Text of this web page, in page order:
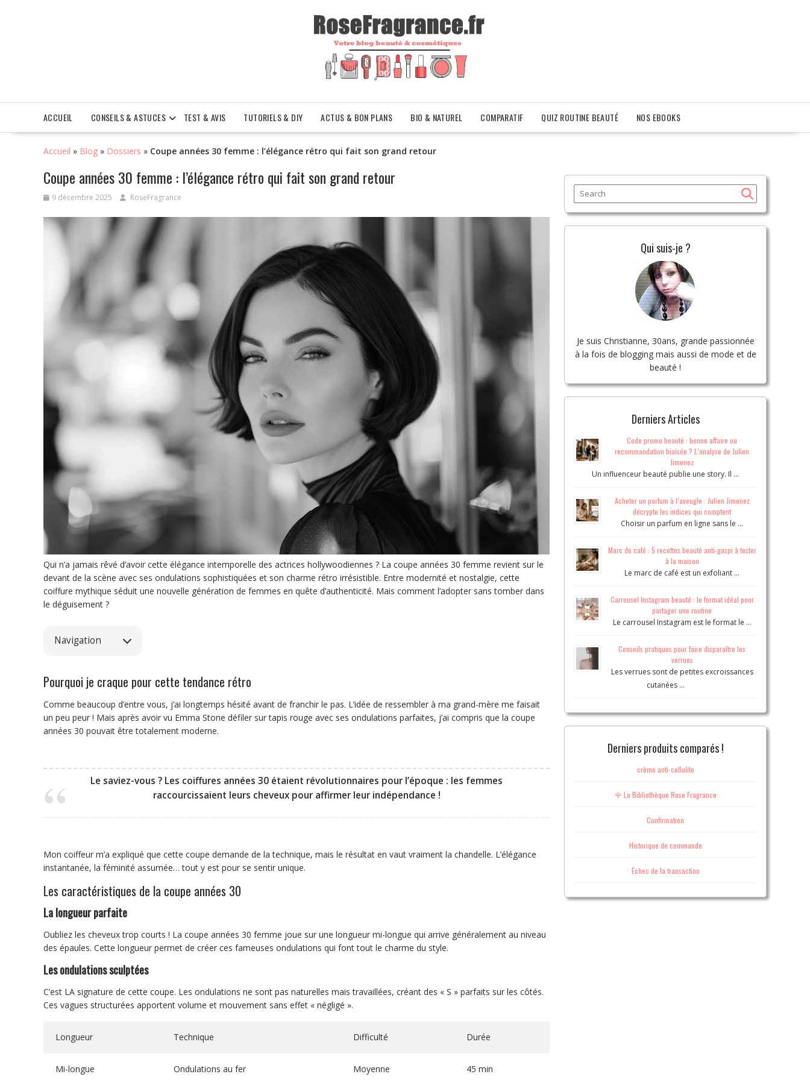
ACCUEIL CONSEILS & ASTUCES TEST & AVIS TUTORIELS & DIY ACTUS & BON PLANS BIO & NATUREL COMPARATIF QUIZ ROUTINE BEAUTÉ NOS EBOOKS
Accueil » Blog » Dossiers » Coupe années 30 femme : l’élégance rétro qui fait son grand retour
Coupe années 30 femme : l’élégance rétro qui fait son grand retour
9 décembre 2025 RoseFragrance
Qui n’a jamais rêvé d’avoir cette élégance intemporelle des actrices hollywoodiennes ? La coupe années 30 femme revient sur le
devant de la scène avec ses ondulations sophistiquées et son charme rétro irrésistible. Entre modernité et nostalgie, cette
coiffure mythique séduit une nouvelle génération de femmes en quête d’authenticité. Mais comment l’adopter sans tomber dans
le déguisement ?
Navigation
Pourquoi je craque pour cette tendance rétro
Comme beaucoup d’entre vous, j’ai longtemps hésité avant de franchir le pas. L’idée de ressembler à ma grand-mère me faisait
un peu peur ! Mais après avoir vu Emma Stone défiler sur tapis rouge avec ses ondulations parfaites, j’ai compris que la coupe
années 30 pouvait être totalement moderne.
Le saviez-vous ? Les coiffures années 30 étaient révolutionnaires pour l’époque : les femmes
raccourcissaient leurs cheveux pour affirmer leur indépendance !
Mon coiffeur m’a expliqué que cette coupe demande de la technique, mais le résultat en vaut vraiment la chandelle. L’élégance
instantanée, la féminité assumée… tout y est pour se sentir unique.
Les caractéristiques de la coupe années 30
La longueur parfaite
Oubliez les cheveux trop courts ! La coupe années 30 femme joue sur une longueur mi-longue qui arrive généralement au niveau
des épaules. Cette longueur permet de créer ces fameuses ondulations qui font tout le charme du style.
Les ondulations sculptées
C’est LA signature de cette coupe. Les ondulations ne sont pas naturelles mais travaillées, créant des « S » parfaits sur les côtés.
Ces vagues structurées apportent volume et mouvement sans effet « négligé ».
Longueur Technique Difficulté Durée
Mi-longue Ondulations au fer Moyenne 45 min
Qui suis-je ?
Je suis Christianne, 30ans, grande passionnée
à la fois de blogging mais aussi de mode et de
beauté !
Derniers Articles
Code promo beauté : bonne affaire ou
recommandation biaisée ? L’analyse de Julien
Jimenez
Un influenceur beauté publie une story. Il …
Acheter un parfum à l’aveugle : Julien Jimenez
décrypte les indices qui comptent
Choisir un parfum en ligne sans le …
Marc de café : 5 recettes beauté anti-gaspi à tester
à la maison
Le marc de café est un exfoliant …
Carrousel Instagram beauté : le format idéal pour
partager une routine
Le carrousel Instagram est le format le …
Conseils pratiques pour faire disparaître les
verrues
Les verrues sont de petites excroissances
cutanées …
Derniers produits comparés !
crème anti-cellulite
🌹 La Bibliothèque Rose Fragrance
Confirmation
Historique de commande
Échec de la transaction